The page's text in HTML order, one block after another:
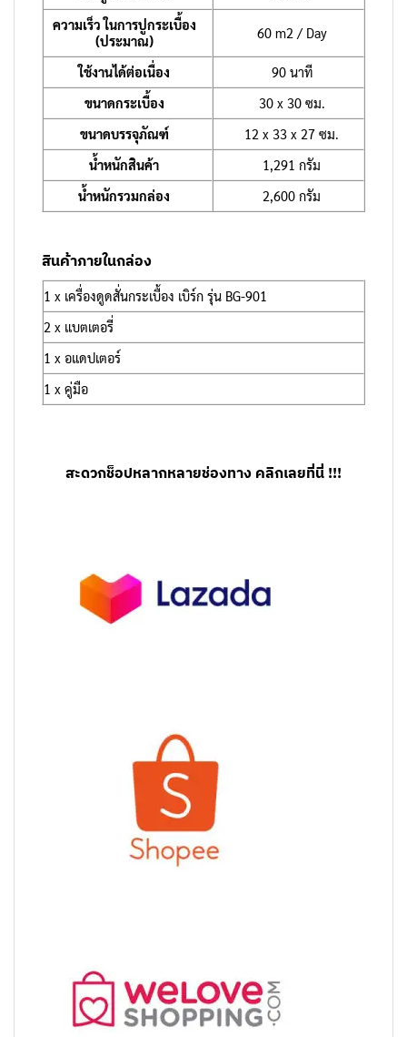
ความเร็ว ในการปูกระเบื้อง
(ประมาณ)
60 m2 / Day
ใช้งานได้ต่อเนื่อง
90 นาที
ขนาดกระเบื้อง
30 x 30 ซม.
ขนาดบรรจุภัณฑ์
12 x 33 x 27 ซม.
น้ำหนักสินค้า
1,291 กรัม
น้ำหนักรวมกล่อง
2,600 กรัม
สินค้าภายในกล่อง
1 x เครื่องดูดสั่นกระเบื้อง เบิร์ก รุ่น BG-901
2 x แบตเตอรี่
1 x อแดปเตอร์
1 x คู่มือ
สะดวกช็อปหลากหลายช่องทาง คลิกเลยที่นี่ !!!